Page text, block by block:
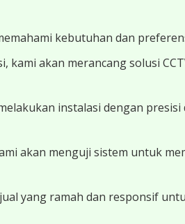
kebutuhan dan
kami akan merancang solusi
instalasi dengan
akan menguji sistem untuk
yang ramah dan responsif